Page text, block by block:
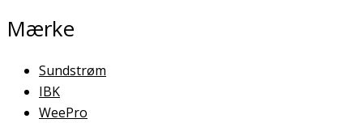
Mærke
Sundstrøm
IBK
WeePro